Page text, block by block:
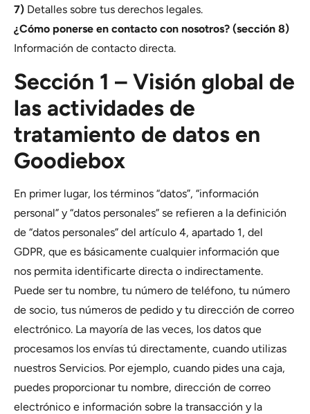
7) Detalles sobre tus derechos legales.
¿Cómo ponerse en contacto con nosotros? (sección 8)
Información de contacto directa.
Sección 1 – Visión global de
las actividades de
tratamiento de datos en
Goodiebox
En primer lugar, los términos “datos”, “información
personal” y “datos personales” se refieren a la definición
de “datos personales” del artículo 4, apartado 1, del
GDPR, que es básicamente cualquier información que
nos permita identificarte directa o indirectamente.
Puede ser tu nombre, tu número de teléfono, tu número
de socio, tus números de pedido y tu dirección de correo
electrónico. La mayoría de las veces, los datos que
procesamos los envías tú directamente, cuando utilizas
nuestros Servicios. Por ejemplo, cuando pides una caja,
puedes proporcionar tu nombre, dirección de correo
electrónico e información sobre la transacción y la